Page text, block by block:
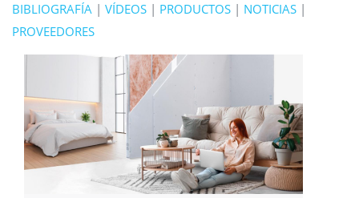
BIBLIOGRAFÍA | VÍDEOS | PRODUCTOS | NOTICIAS |
PROVEEDORES